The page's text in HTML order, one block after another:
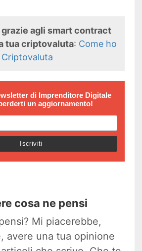
agli smart contract
tua criptovaluta: Come ho
di Imprenditore Digitale
un aggiornamento!
cosa ne pensi
Mi piacerebbe,
avere una tua opinione